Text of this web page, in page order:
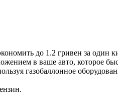
до 1.2 гривен за один
в ваше авто, которое
газобаллонное